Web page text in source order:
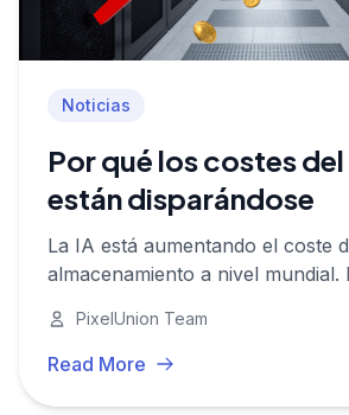
Noticias
Por qué los costes
están disparándose
La IA está aumentando el coste
almacenamiento a nivel mundial.
los proveedores cloud europeos
PixelUnion.
PixelUnion Team
Read More